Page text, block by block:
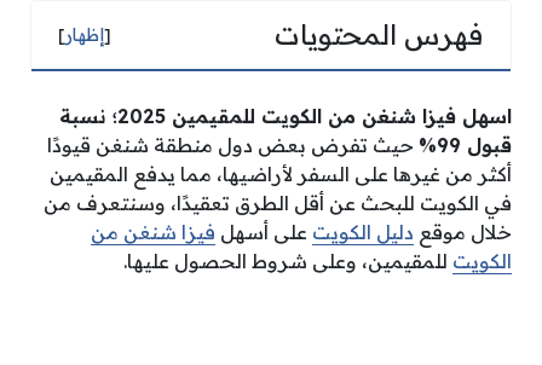
فهرس المحتويات [إظهار]
اسهل فيزا شنغن من الكويت للمقيمين 2025؛ نسبة
قبول 99%
حيث تفرض بعض دول منطقة شنغن قيودًا
أكثر من غيرها على السفر لأراضيها، مما يدفع المقيمين
في الكويت للبحث عن أقل الطرق تعقيدًا، وسنتعرف من
خلال موقع دليل الكويت على أسهل فيزا شنغن من
الكويت للمقيمين، وعلى شروط الحصول عليها.